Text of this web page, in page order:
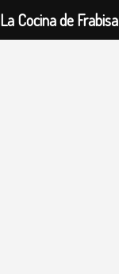
La Cocina de Frabisa